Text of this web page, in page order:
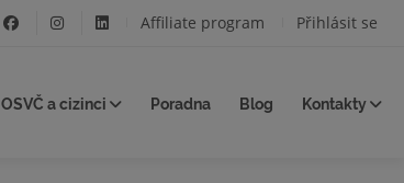
Affiliate program Přihlásit se
OSVČ a cizinci Poradna Blog Kontakty